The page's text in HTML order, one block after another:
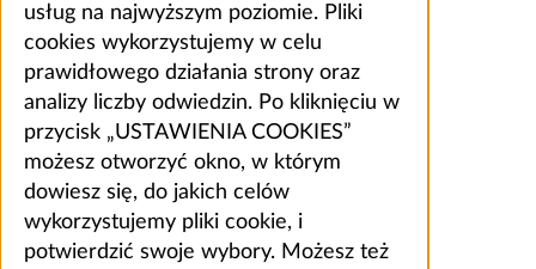
usług na najwyższym poziomie. Pliki
cookies wykorzystujemy w celu
prawidłowego działania strony oraz
analizy liczby odwiedzin. Po kliknięciu w
przycisk „USTAWIENIA COOKIES”
możesz otworzyć okno, w którym
dowiesz się, do jakich celów
wykorzystujemy pliki cookie, i
potwierdzić swoje wybory. Możesz też